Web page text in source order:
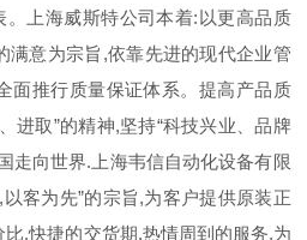
。上海威斯特公司本着:以更高品质
满意为宗旨,依靠先进的现代企业管
面推行质量保证体系。提高产品质
进取”的精神,坚持“科技兴业、品牌
走向世界.上海韦信自动化设备有限
客为先”的宗旨,为客户提供原装正
,快捷的交货期,热情周到的服务,为